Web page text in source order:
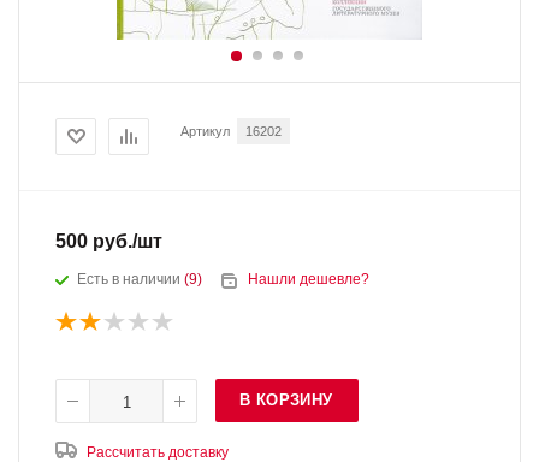
Артикул 16202
500 руб./шт
Есть в наличии (9) Нашли дешевле?
В КОРЗИНУ
Рассчитать доставку